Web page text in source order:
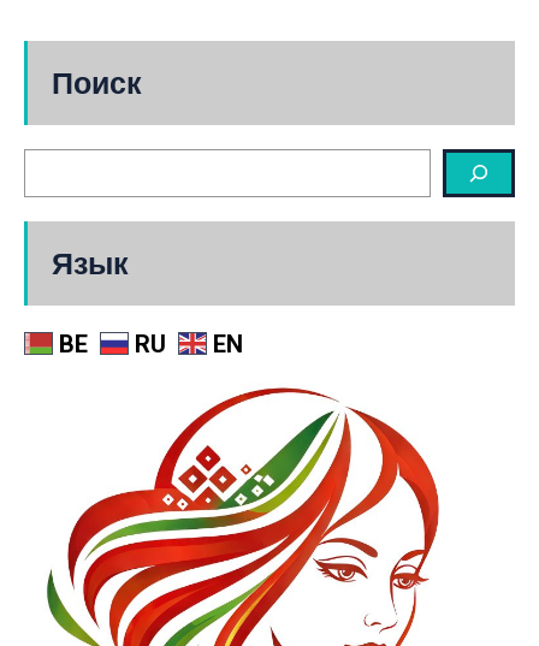
Поиск
Язык
BE RU EN